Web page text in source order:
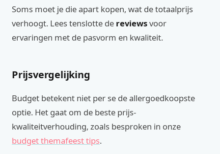
Soms moet je die apart kopen, wat de totaalprijs
verhoogt. Lees tenslotte de reviewsvoor
ervaringen met de pasvorm en kwaliteit.
Prijsvergelijking
Budget betekent niet per se de allergoedkoopste
optie. Het gaat om de beste prijs-
kwaliteitverhouding, zoals besproken in onze
budget themafeest tips.